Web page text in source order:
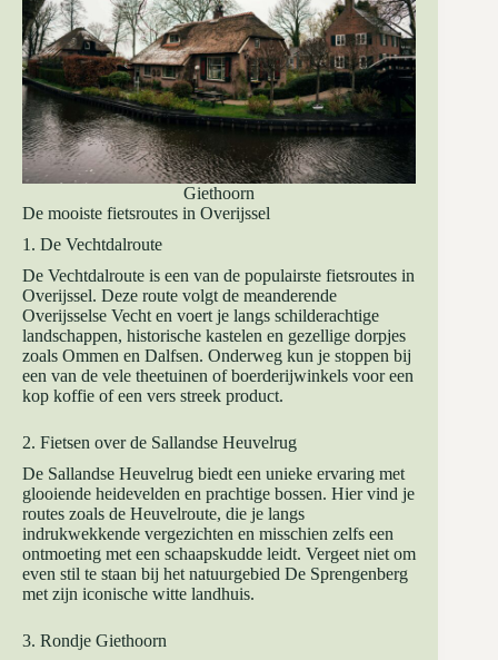
Giethoorn
De mooiste fietsroutes in Overijssel
1. De Vechtdalroute
De Vechtdalroute is een van de populairste fietsroutes in
Overijssel. Deze route volgt de meanderende
Overijsselse Vecht en voert je langs schilderachtige
landschappen, historische kastelen en gezellige dorpjes
zoals Ommen en Dalfsen. Onderweg kun je stoppen bij
een van de vele theetuinen of boerderijwinkels voor een
kop koffie of een vers streek product.
2. Fietsen over de Sallandse Heuvelrug
De Sallandse Heuvelrug biedt een unieke ervaring met
glooiende heidevelden en prachtige bossen. Hier vind je
routes zoals de Heuvelroute, die je langs
indrukwekkende vergezichten en misschien zelfs een
ontmoeting met een schaapskudde leidt. Vergeet niet om
even stil te staan bij het natuurgebied De Sprengenberg
met zijn iconische witte landhuis.
3. Rondje Giethoorn